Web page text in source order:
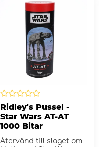
Ridley's Pussel -
Star Wars AT-AT
1000 Bitar
Återvänd till slaget om